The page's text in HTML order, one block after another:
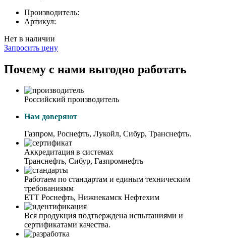
Производитель:
Артикул:
Нет в наличии
Запросить цену
Почему с нами выгодно работать
Российский производитель
Нам доверяют
Газпром, Роснефть, Лукойл, Сибур, Транснефть.
Аккредитация в системах
Транснефть, Сибур, Газпромнефть
Работаем по стандартам и единым техническим
требованиямм
ЕТТ Роснефть, Нижнекамск Нефтехим
Вся продукция подтверждена испытаниями и
сертификатами качества.